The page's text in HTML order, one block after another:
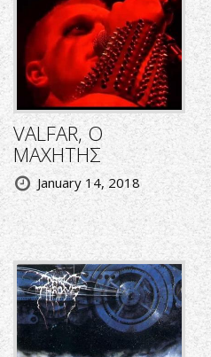
VALFAR, Ο
ΜΑΧΗΤΗΣ
January 14, 2018